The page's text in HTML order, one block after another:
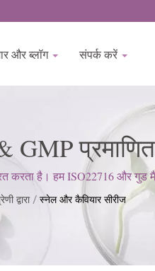
और ब्लॉग संपर्क करें
प्रमाणित
करता है। हम ISO22716 और
दृष्टिकोण बनाए रखते हैं।
द्वारा / स्नेल और कैवियार सीरीज